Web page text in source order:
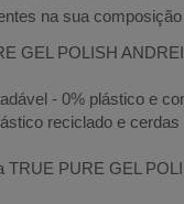
na sua
GEL POLISH
- 0% plástico e
reciclado e
TRUE PURE GEL